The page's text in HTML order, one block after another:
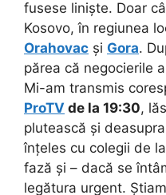
fusese liniște. Doar
Kosovo, în regiunea
Orahovac și Gora.
părea că negocierile
Mi-am transmis
ProTV de la 19:30,
plutească și
înțeles cu colegii de
fază și – dacă se
legătura urgent.